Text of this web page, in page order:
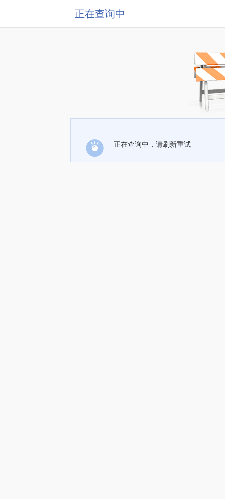
正在查询中
正在查询中，请刷新重试